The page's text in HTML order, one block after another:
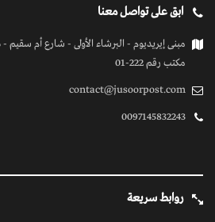
ابق على تواصل معنا
مبنى إيريديوم - البرشاء الأولى - شارع أم سقيم -
مكتب رقم 222-01
contact@jusoorpost.com
0097145832243
روابط سريعة